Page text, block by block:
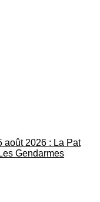
août 2026 : La Pat
Gendarmes